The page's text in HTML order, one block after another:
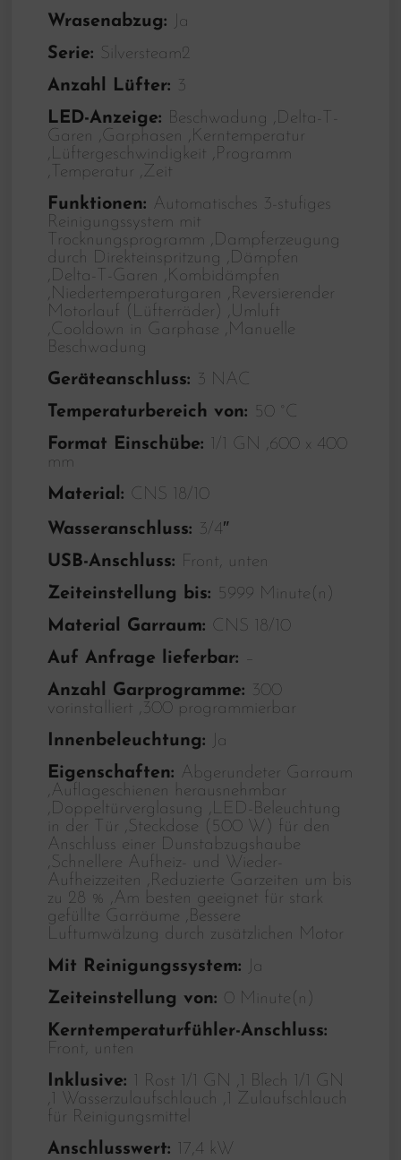
Wrasenabzug:
Ja
Serie: Silversteam2
Anzahl Lüfter: 3
LED-Anzeige: Beschwadung ,Delta-T-
Garen ,Garphasen ,Kerntemperatur
,Lüftergeschwindigkeit ,Programm
,Temperatur ,Zeit
Funktionen: Automatisches 3-stufiges
Reinigungssystem mit
Trocknungsprogramm ,Dampferzeugung
durch Direkteinspritzung ,Dämpfen
,Delta-T-Garen ,Kombidämpfen
,Niedertemperaturgaren ,Reversierender
Motorlauf (Lüfterräder) ,Umluft
,Cooldown in Garphase ,Manuelle
Beschwadung
Geräteanschluss: 3 NAC
Temperaturbereich von: 50 °C
Format Einschübe: 1/1 GN ,600 x 400
mm
Material: CNS 18/10
Wasseranschluss: 3/4″
USB-Anschluss: Front, unten
Zeiteinstellung bis: 5999 Minute(n)
Material Garraum: CNS 18/10
Auf Anfrage lieferbar: –
Anzahl Garprogramme: 300
vorinstalliert ,300 programmierbar
Innenbeleuchtung:
Ja
Eigenschaften: Abgerundeter Garraum
,Auflageschienen herausnehmbar
,Doppeltürverglasung ,LED-Beleuchtung
in der Tür ,Steckdose (500 W) für den
Anschluss einer Dunstabzugshaube
,Schnellere Aufheiz- und Wieder-
Aufheizzeiten ,Reduzierte Garzeiten um bis
zu 28 % ,Am besten geeignet für stark
gefüllte Garräume ,Bessere
Luftumwälzung durch zusätzlichen Motor
Mit Reinigungssystem:
Ja
Zeiteinstellung von: 0 Minute(n)
Kerntemperaturfühler-Anschluss:
Front, unten
Inklusive: 1 Rost 1/1 GN ,1 Blech 1/1 GN
,1 Wasserzulaufschlauch ,1 Zulaufschlauch
für Reinigungsmittel
Anschlusswert: 17,4 kW